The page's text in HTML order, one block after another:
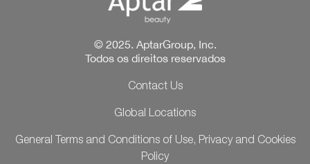
© 2025. AptarGroup, Inc.
Todos os direitos reservados
Contact Us
Global Locations
General Terms and Conditions of Use, Privacy and Cookies
Policy